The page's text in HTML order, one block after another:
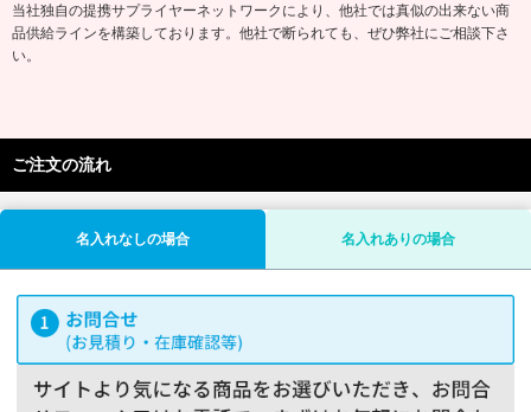
当社独自の提携サプライヤーネットワークにより、他社では真似の出来ない商
品供給ラインを構築しております。他社で断られても、ぜひ弊社にご相談下さ
い。
ご注文の流れ
名入れなしの場合 名入れありの場合